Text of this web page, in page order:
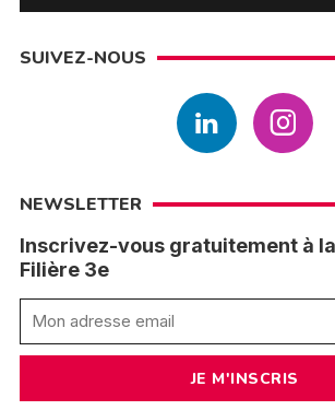
SUIVEZ-NOUS
NEWSLETTER
Inscrivez-vous gratuitement à
Filière 3e